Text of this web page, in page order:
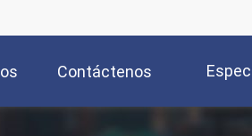
Contáctenos